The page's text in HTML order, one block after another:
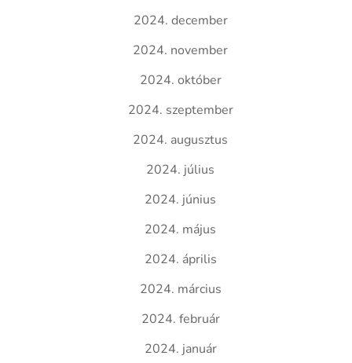
2024. december
2024. november
2024. október
2024. szeptember
2024. augusztus
2024. július
2024. június
2024. május
2024. április
2024. március
2024. február
2024. január